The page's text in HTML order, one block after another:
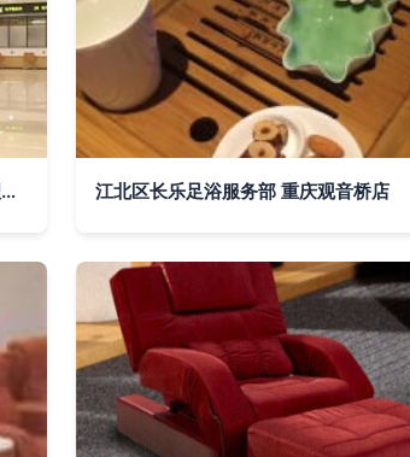
城阳市民中心3日启用 450余服务事项一厅办理，最新平面导视图与窗口指南正式发布 江北区长乐足浴服务部 重庆观音桥店